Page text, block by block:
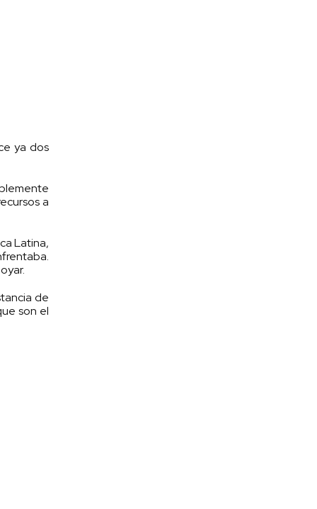
ya dos
a
Latina,
de
son el